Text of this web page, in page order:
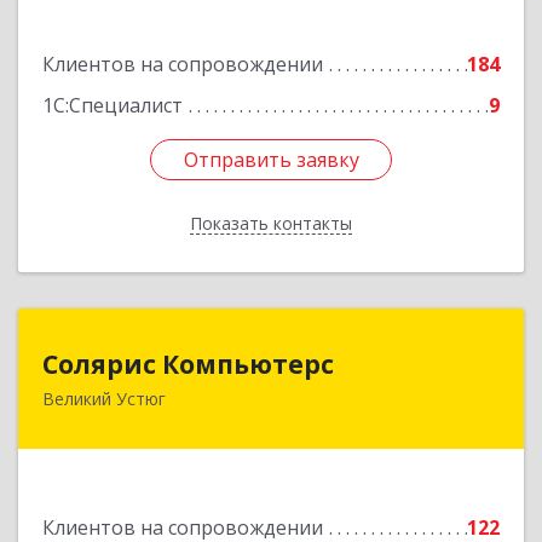
Клиентов на сопровождении
184
1С:Специалист
9
Отправить заявку
Показать контакты
Отправить заявку
Назад
Солярис Компьютерс
Великий Устюг
Клиентов на сопровождении
122
162390, Вологодская обл, Великий Устюг г,